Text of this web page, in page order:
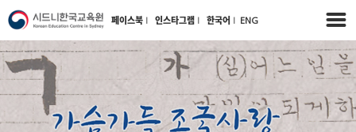
페이스북 l 인스타그램 l 한국어 l ENG